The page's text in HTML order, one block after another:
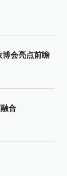
会亮点前瞻
合